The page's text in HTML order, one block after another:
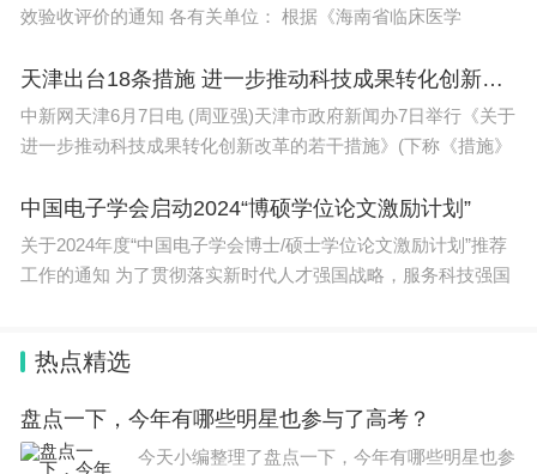
效验收评价的通知 各有关单位： 根据《海南省临床医学
天津出台18条措施 进一步推动科技成果转化创新改革
中新网天津6月7日电 (周亚强)天津市政府新闻办7日举行《关于
进一步推动科技成果转化创新改革的若干措施》(下称《措施》
中国电子学会启动2024“博硕学位论文激励计划”
关于2024年度“中国电子学会博士/硕士学位论文激励计划”推荐
工作的通知 为了贯彻落实新时代人才强国战略，服务科技强国
热点精选
盘点一下，今年有哪些明星也参与了高考？
今天小编整理了盘点一下，今年有哪些明星也参